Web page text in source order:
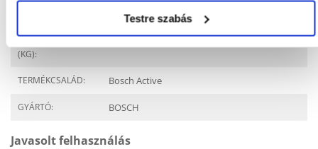
Testre szabás
(KG):
TERMÉKCSALÁD: Bosch Active
GYÁRTÓ: BOSCH
Javasolt felhasználás